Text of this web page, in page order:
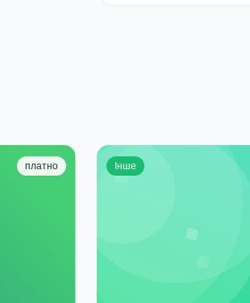
платно Інше